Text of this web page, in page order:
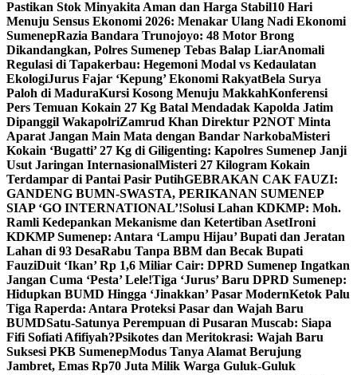
Pastikan Stok Minyakita Aman dan Harga Stabil10 Hari
Menuju Sensus Ekonomi 2026: Menakar Ulang Nadi Ekonomi
SumenepRazia Bandara Trunojoyo: 48 Motor Brong
Dikandangkan, Polres Sumenep Tebas Balap LiarAnomali
Regulasi di Tapakerbau: Hegemoni Modal vs Kedaulatan
EkologiJurus Fajar ‘Kepung’ Ekonomi RakyatBela Surya
Paloh di MaduraKursi Kosong Menuju MakkahKonferensi
Pers Temuan Kokain 27 Kg Batal Mendadak Kapolda Jatim
Dipanggil WakapolriZamrud Khan Direktur P2NOT Minta
Aparat Jangan Main Mata dengan Bandar NarkobaMisteri
Kokain ‘Bugatti’ 27 Kg di Giligenting: Kapolres Sumenep Janji
Usut Jaringan InternasionalMisteri 27 Kilogram Kokain
Terdampar di Pantai Pasir PutihGEBRAKAN CAK FAUZI:
GANDENG BUMN-SWASTA, PERIKANAN SUMENEP
SIAP ‘GO INTERNATIONAL’!Solusi Lahan KDKMP: Moh.
Ramli Kedepankan Mekanisme dan Ketertiban AsetIroni
KDKMP Sumenep: Antara ‘Lampu Hijau’ Bupati dan Jeratan
Lahan di 93 DesaRabu Tanpa BBM dan Becak Bupati
FauziDuit ‘Ikan’ Rp 1,6 Miliar Cair: DPRD Sumenep Ingatkan
Jangan Cuma ‘Pesta’ Lele!Tiga ‘Jurus’ Baru DPRD Sumenep:
Hidupkan BUMD Hingga ‘Jinakkan’ Pasar ModernKetok Palu
Tiga Raperda: Antara Proteksi Pasar dan Wajah Baru
BUMDSatu-Satunya Perempuan di Pusaran Muscab: Siapa
Fifi Sofiati Afifiyah?Psikotes dan Meritokrasi: Wajah Baru
Suksesi PKB SumenepModus Tanya Alamat Berujung
Jambret, Emas Rp70 Juta Milik Warga Guluk-Guluk